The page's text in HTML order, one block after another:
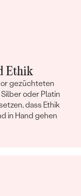
Ethik
gezüchteten
oder Platin
dass Ethik
in Hand gehen